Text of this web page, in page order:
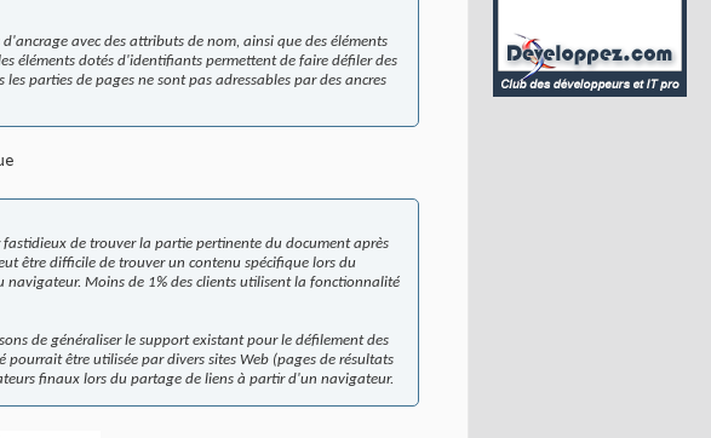
avec des attributs de nom, ainsi que des éléments
éléments dotés d'identifiants permettent de faire défiler des
parties de pages ne sont pas adressables par des ancres
de trouver la partie pertinente du document après
être difficile de trouver un contenu spécifique lors du
Moins de 1% des clients utilisent la fonctionnalité
de généraliser le support existant pour le défilement des
être utilisée par divers sites Web (pages de résultats
finaux lors du partage de liens à partir d'un navigateur.